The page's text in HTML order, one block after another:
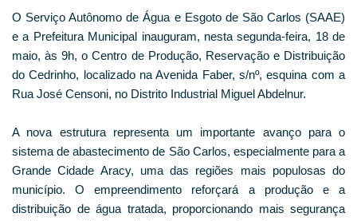
O Serviço Autônomo de Água e Esgoto de São Carlos (SAAE)
e a Prefeitura Municipal inauguram, nesta segunda-feira, 18 de
maio, às 9h, o Centro de Produção, Reservação e Distribuição
do Cedrinho, localizado na Avenida Faber, s/nº, esquina com a
Rua José Censoni, no Distrito Industrial Miguel Abdelnur.
A nova estrutura representa um importante avanço para o
sistema de abastecimento de São Carlos, especialmente para a
Grande Cidade Aracy, uma das regiões mais populosas do
município. O empreendimento reforçará a produção e a
distribuição de água tratada, proporcionando mais segurança